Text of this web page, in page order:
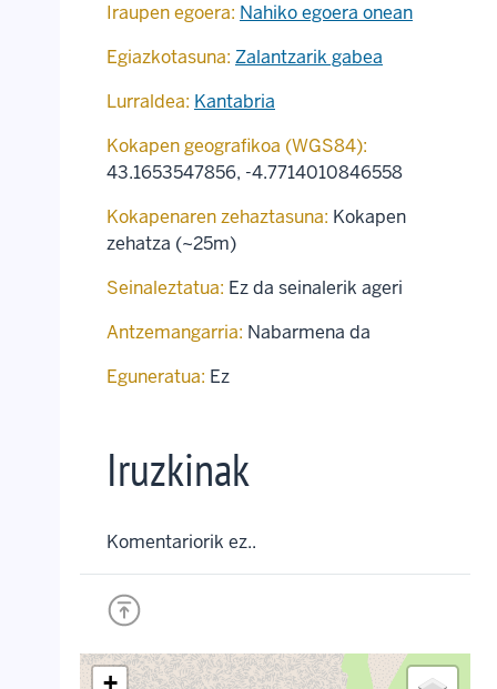
Iraupen egoera: Nahiko egoera onean
Egiazkotasuna: Zalantzarik gabea
Lurraldea: Kantabria
Kokapen geografikoa (WGS84):
43.1653547856, -4.7714010846558
Kokapenaren zehaztasuna: Kokapen
zehatza (~25m)
Seinaleztatua: Ez da seinalerik ageri
Antzemangarria: Nabarmena da
Eguneratua: Ez
Iruzkinak
Komentariorik ez..
+